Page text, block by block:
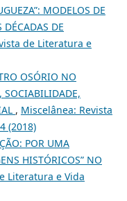
MODELOS DE
DE
de Literatura e
OSÓRIO NO
SOCIABILIDADE,
, Miscelânea: Revista
(2018)
POR UMA
HISTÓRICOS” NO
Literatura e Vida